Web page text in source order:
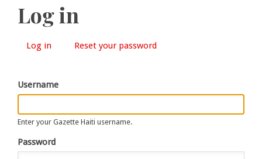
Log in
tabs
Log in (activeReset your password
Username
Enter your Gazette Haiti username.
Password